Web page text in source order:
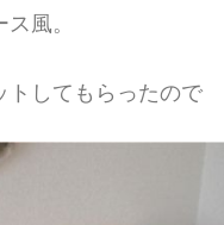
風。
してもらったので